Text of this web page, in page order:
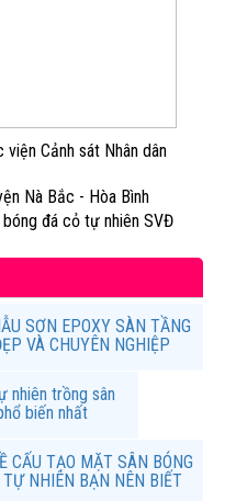
Cảnh sát Nhân dân
Nà Bắc - Hòa Bình
đá cỏ tự nhiên SVĐ
SƠN EPOXY SÀN TẦNG
VÀ CHUYÊN NGHIỆP
nhiên trồng sân
biến nhất
CẤU TẠO MẶT SÂN BÓNG
NHIÊN BẠN NÊN BIẾT